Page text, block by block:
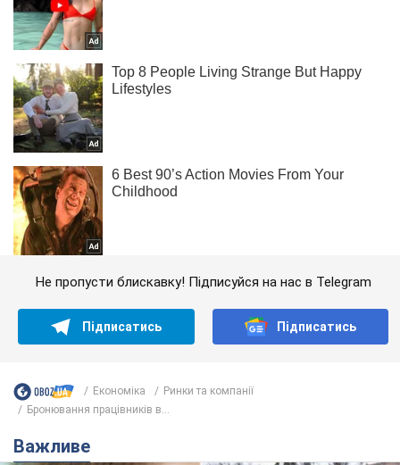
Не пропусти блискавку! Підписуйся на нас в Telegram
Підписатись Підписатись
Економіка
Ринки та компанії
Бронювання працівників в...
Важливе